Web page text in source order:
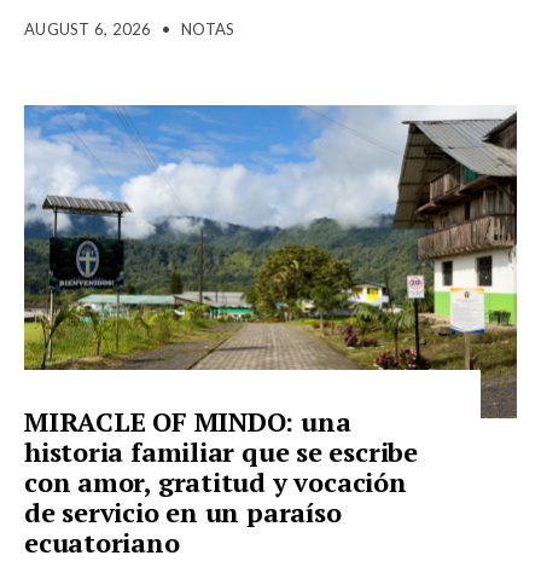
AUGUST 6, 2026 • NOTAS
MIRACLE OF MINDO: una
historia familiar que se escribe
con amor, gratitud y vocación
de servicio en un paraíso
ecuatoriano